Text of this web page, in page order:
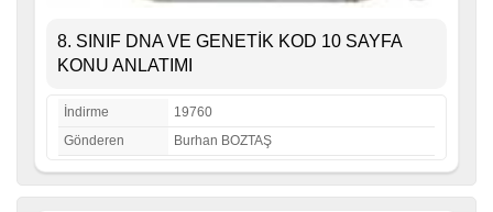
8. SINIF DNA VE GENETİK KOD 10 SAYFA
KONU ANLATIMI
İndirme
19760
Gönderen
Burhan BOZTAŞ